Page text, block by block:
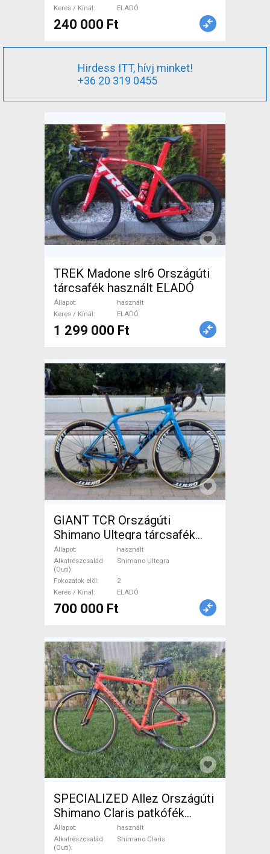
Keres / Kínál
ELADÓ
240 000 Ft
Hirdess ITT, hívj minket!
+36 20 319 0455
TREK Madone slr6 Országúti
tárcsafék használt ELADÓ
Állapot
használt
Keres / Kínál
ELADÓ
1 299 000 Ft
GIANT TCR Országúti
Shimano Ultegra tárcsafék
használt ELADÓ
Állapot
használt
Alkatrészcsalád
(Outi)
Shimano Ultegra
Fokozatok elöl
2
Keres / Kínál
ELADÓ
700 000 Ft
SPECIALIZED Allez Országúti
Shimano Claris patkófék
használt ELADÓ
Állapot
használt
Alkatrészcsalád
(Outi)
Shimano Claris